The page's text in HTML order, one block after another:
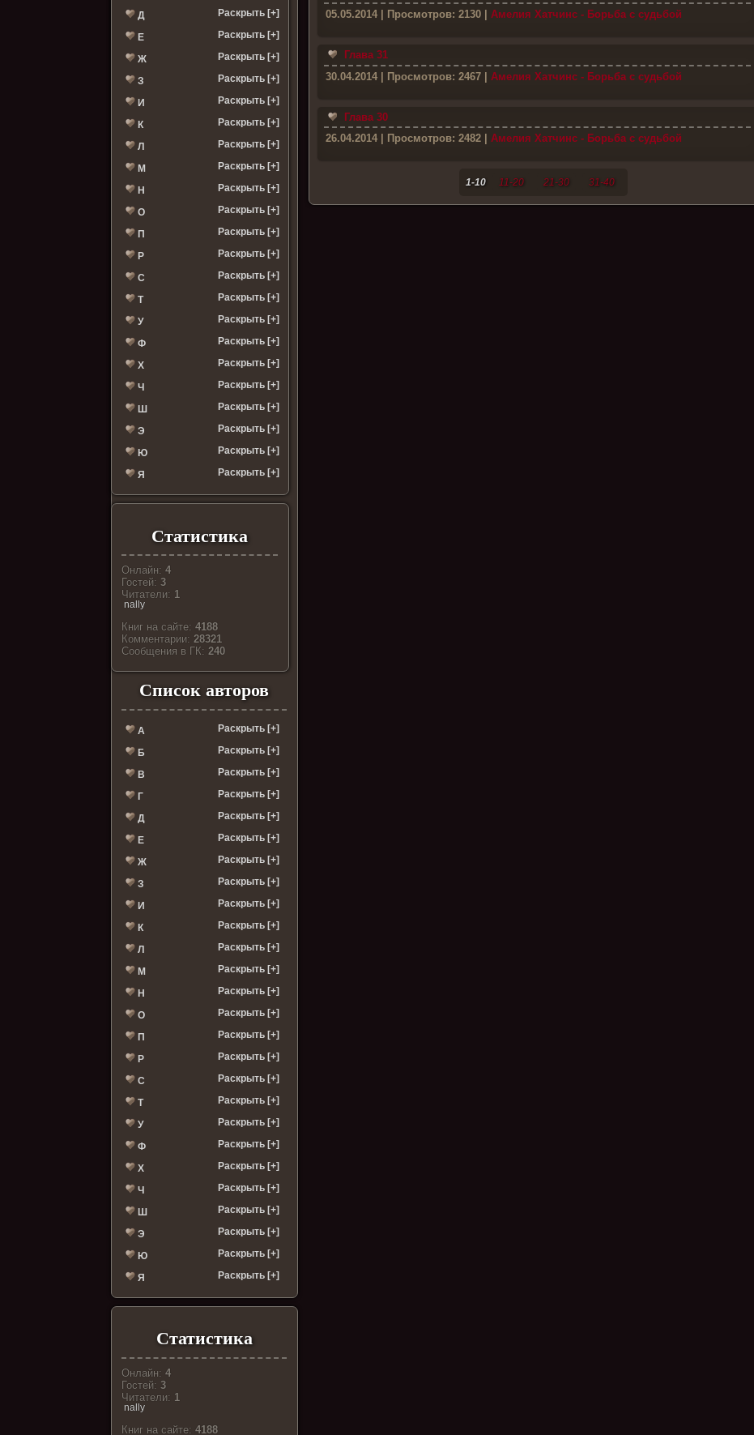
Д Раскрыть [+]
Е Раскрыть [+]
Ж Раскрыть [+]
З Раскрыть [+]
И Раскрыть [+]
К Раскрыть [+]
Л Раскрыть [+]
М Раскрыть [+]
Н Раскрыть [+]
О Раскрыть [+]
П Раскрыть [+]
Р Раскрыть [+]
С Раскрыть [+]
Т Раскрыть [+]
У Раскрыть [+]
Ф Раскрыть [+]
Х Раскрыть [+]
Ч Раскрыть [+]
Ш Раскрыть [+]
Э Раскрыть [+]
Ю Раскрыть [+]
Я Раскрыть [+]
Статистика
Онлайн: 4
Гостей: 3
Читатели: 1
nally
Книг на сайте: 4188
Комментарии: 28321
Cообщения в ГК: 240
Список авторов
А Раскрыть [+]
Б Раскрыть [+]
В Раскрыть [+]
Г Раскрыть [+]
Д Раскрыть [+]
Е Раскрыть [+]
Ж Раскрыть [+]
З Раскрыть [+]
И Раскрыть [+]
К Раскрыть [+]
Л Раскрыть [+]
М Раскрыть [+]
Н Раскрыть [+]
О Раскрыть [+]
П Раскрыть [+]
Р Раскрыть [+]
С Раскрыть [+]
Т Раскрыть [+]
У Раскрыть [+]
Ф Раскрыть [+]
Х Раскрыть [+]
Ч Раскрыть [+]
Ш Раскрыть [+]
Э Раскрыть [+]
Ю Раскрыть [+]
Я Раскрыть [+]
Статистика
Онлайн: 4
Гостей: 3
Читатели: 1
nally
Книг на сайте: 4188
05.05.2014| Просмотров: 2130 | Амелия Хатчинс - Борьба с судьбой
Глава 31
30.04.2014| Просмотров: 2467 | Амелия Хатчинс - Борьба с судьбой
Глава 30
26.04.2014| Просмотров: 2482 | Амелия Хатчинс - Борьба с судьбой
1-10 11-20 21-30 31-40